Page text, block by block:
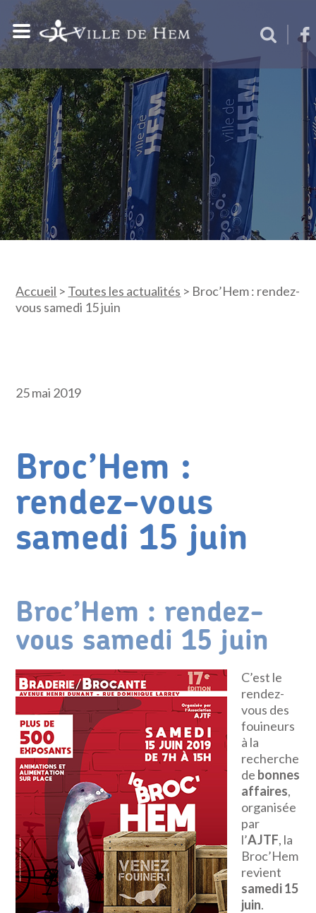
Accueil > Toutes les actualités > Broc’Hem : rendez-
vous samedi 15 juin
25 mai 2019
Broc’Hem :
rendez-vous
samedi 15 juin
Broc’Hem : rendez-
vous samedi 15 juin
C’est le
rendez-
vous des
fouineurs
à la
recherche
de bonnes
affaires,
organisée
par
l’AJTF, la
Broc’Hem
revient
samedi 15
juin.